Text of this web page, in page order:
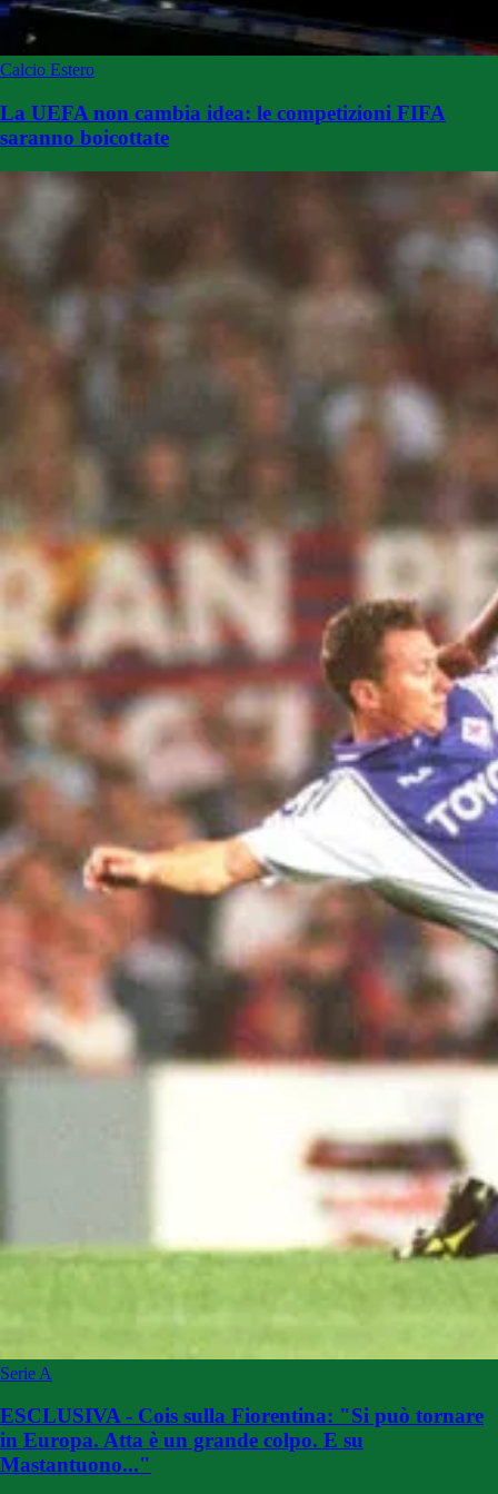
Calcio Estero
La UEFA non cambia idea: le competizioni FIFA
saranno boicottate
Serie A
ESCLUSIVA - Cois sulla Fiorentina: "Si può tornare
in Europa. Atta è un grande colpo. E su
Mastantuono..."